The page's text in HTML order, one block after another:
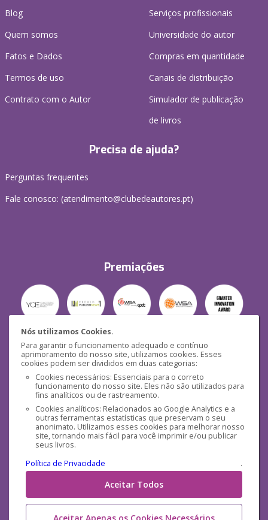
Nós utilizamos Cookies.
Para garantir o funcionamento adequado e contínuo
aprimoramento do nosso site, utilizamos cookies. Esses
cookies podem ser divididos em duas categorias:
Cookies necessários: Essenciais para o correto
funcionamento do nosso site. Eles não são utilizados para
fins analíticos ou de rastreamento.
Cookies analíticos: Relacionados ao Google Analytics e a
outras ferramentas estatísticas que preservam o seu
anonimato. Utilizamos esses cookies para melhorar nosso
site, tornando mais fácil para você imprimir e/ou publicar
seus livros.
Política de Privacidade
.
Aceitar Todos
Blog
Quem somos
Fatos e Dados
Termos de uso
Contrato com o Autor
Serviços profissionais
Universidade do autor
Compras em quantidade
Canais de distribuição
Simulador de publicação
de livros
Precisa de ajuda?
Perguntas frequentes
Fale conosco: (atendimento@clubedeautores.pt)
Premiações
Segurança
Mídias Sociais